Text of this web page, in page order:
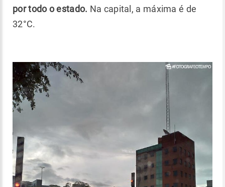
por todo o estado. Na capital, a máxima é de
32°C.